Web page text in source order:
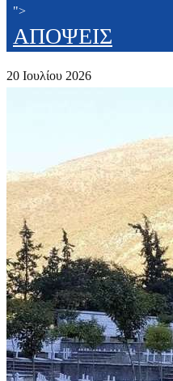
">
ΑΠΟΨΕΙΣ
20 Ιουλίου 2026